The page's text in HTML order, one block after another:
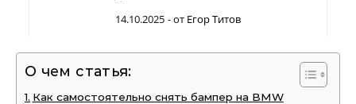
14.10.2025 - от Егор Титов
О чем статья:
Как самостоятельно снять бампер на BMW